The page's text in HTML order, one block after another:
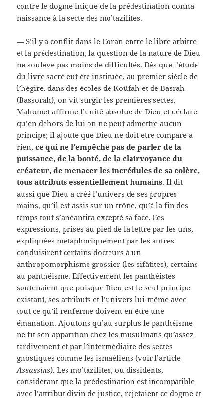
contre le dogme inique de la prédestination donna
naissance à la secte des mo’tazilites.
— S’il y a conflit dans le Coran entre le libre arbitre
et la prédestination, la question de la nature de Dieu
ne soulève pas moins de difficultés. Dès que l’étude
du livre sacré eut été instituée, au premier siècle de
l’hégire, dans des écoles de Koûfah et de Basrah
(Bassorah), on vit surgir les premières sectes.
Mahomet affirme l’unité absolue de Dieu et déclare
qu’en dehors de lui on ne peut admettre aucun
principe; il ajoute que Dieu ne doit être comparé à
rien,ce qui ne l’empêche pas de parler de la
puissance, de la bonté, de la clairvoyance du
créateur, de menacer les incrédules de sa colère,
tous attributs essentiellement humains. Il dit
aussi que Dieu a créé l’univers de ses propres
mains, qu’il est assis sur un trône, qu’à la fin des
temps tout s’anéantira excepté sa face. Ces
expressions, prises au pied de la lettre par les uns,
expliquées métaphoriquement par les autres,
conduisirent certains docteurs à un
anthropomorphisme grossier (les sifâtites), certains
au panthéisme. Effectivement les panthéistes
soutenaient que puisque Dieu est le seul principe
existant, ses attributs et l’univers lui-même avec
tout ce qu’il renferme doivent en être une
émanation. Ajoutons qu’au surplus le panthéisme
ne fit son apparition chez les musulmans qu’assez
tardivement et par l’intermédiaire des sectes
gnostiques comme les ismaéliens (voir l’article
Assassins). Les mo’tazilites, ou dissidents,
considérant que la prédestination est incompatible
avec l’attribut divin de justice, rejetaient ce dogme et